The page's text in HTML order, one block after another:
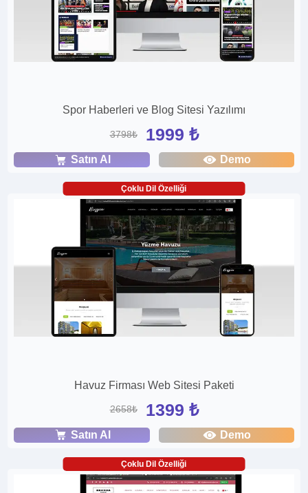
Spor Haberleri ve Blog Sitesi Yazılımı
3798₺ 1999 ₺
Satın Al Demo
Çoklu Dil Özelliği
Havuz Firması Web Sitesi Paketi
2658₺ 1399 ₺
Satın Al Demo
Çoklu Dil Özelliği